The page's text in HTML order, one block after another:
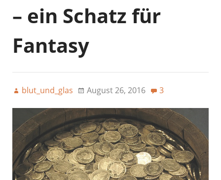
– ein Schatz für
Fantasy
blut_und_glas August 26, 2016 3